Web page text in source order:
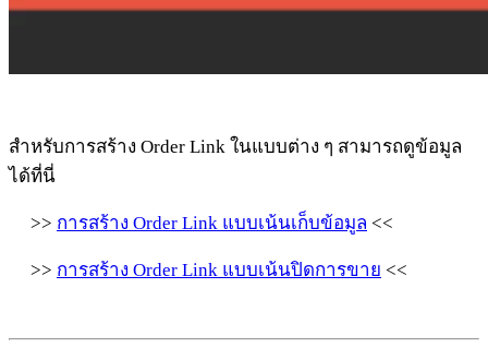
สำหรับการสร้าง Order Link ในแบบต่าง ๆ สามารถดูข้อมูล
ได้ที่นี่
>> การสร้าง Order Link แบบเน้นเก็บข้อมูล <<
>> การสร้าง Order Link แบบเน้นปิดการขาย <<